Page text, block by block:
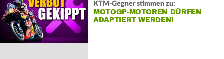
KTM-Gegner stimmen zu:
MOTOGP-MOTOREN DÜRFEN
ADAPTIERT WERDEN!